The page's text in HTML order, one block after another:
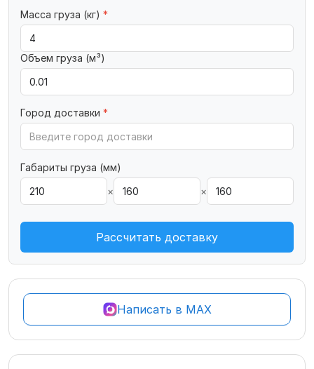
Масса груза (кг) *
Объем груза (м³)
Город доставки *
Габариты груза (мм)
×
×
Рассчитать доставку
Написать в MAX